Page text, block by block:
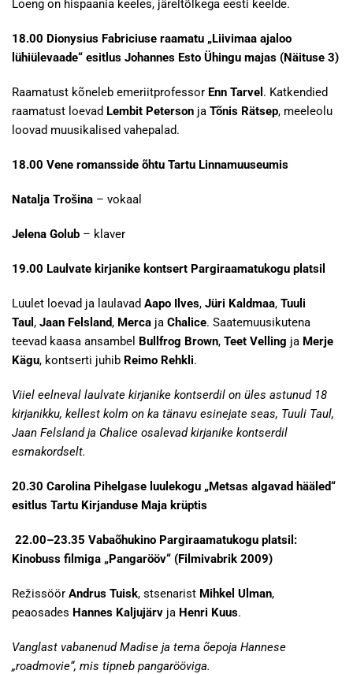
Loeng on hispaania keeles, järeltõlkega eesti keelde.
18.00 Dionysius Fabriciuse raamatu „Liivimaa ajaloo
lühiülevaade“ esitlus Johannes Esto Ühingu majas (Näituse 3)
Raamatust kõneleb emeriitprofessor Enn Tarvel . Katkendied
raamatust loevad Lembit Peterson ja Tõnis Rätsep, meeleolu
loovad muusikalised vahepalad.
18.00 Vene romansside õhtu Tartu Linnamuuseumis
Natalja Trošina – vokaal
Jelena Golub – klaver
19.00 Laulvate kirjanike kontsert Pargiraamatukogu platsil
Luulet loevad ja laulavad Aapo Ilves, Jüri Kaldmaa, Tuuli
Taul , Jaan Felsland, Merca ja Chalice. Saatemuusikutena
teevad kaasa ansambel Bullfrog Brown, Teet Velling ja Merje
Kägu, kontserti juhib Reimo Rehkli.
Viiel eelneval laulvate kirjanike kontserdil on üles astunud 18
kirjanikku, kellest kolm on ka tänavu esinejate seas, Tuuli Taul,
Jaan Felsland ja Chalice osalevad kirjanike kontserdil
esmakordselt.
20.30 Carolina Pihelgase luulekogu „Metsas algavad hääled“
esitlus Tartu Kirjanduse Maja krüptis
22.00–23.35 Vabaõhukino Pargiraamatukogu platsil:
Kinobuss filmiga „Pangarööv“ (Filmivabrik 2009)
Režissöör Andrus Tuisk, stsenarist Mihkel Ulman,
peaosades Hannes Kaljujärv ja Henri Kuus.
Vanglast vabanenud Madise ja tema õepoja Hannese
„roadmovie“, mis tipneb pangarööviga.